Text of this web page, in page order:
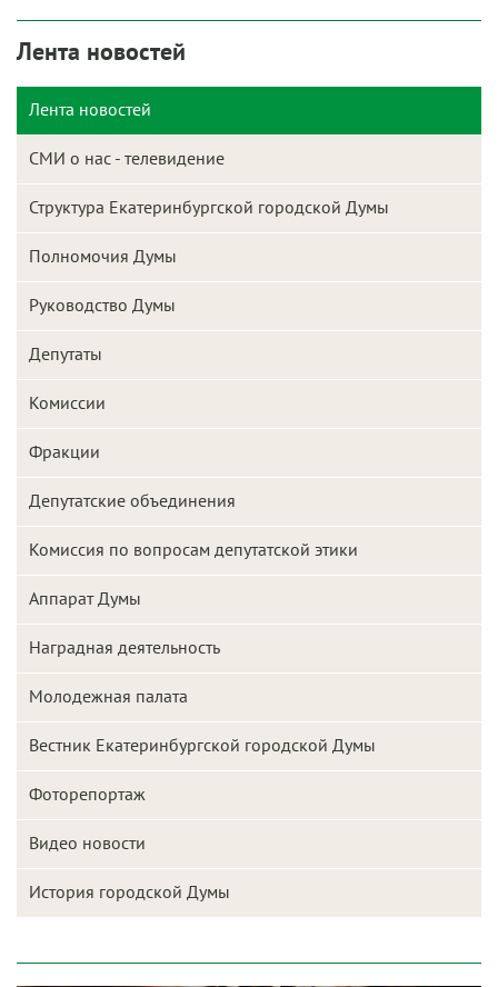
Лента новостей
Лента новостей
СМИ о нас - телевидение
Структура Екатеринбургской городской Думы
Полномочия Думы
Руководство Думы
Депутаты
Комиссии
Фракции
Депутатские объединения
Комиссия по вопросам депутатской этики
Аппарат Думы
Наградная деятельность
Молодежная палата
Вестник Екатеринбургской городской Думы
Фоторепортаж
Видео новости
История городской Думы